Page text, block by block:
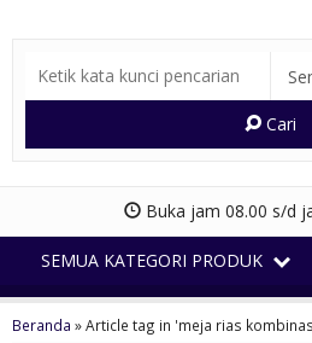
Cari
Buka jam 08.00 s/d
SEMUA KATEGORI PRODUK
Beranda »Article tag in 'meja rias